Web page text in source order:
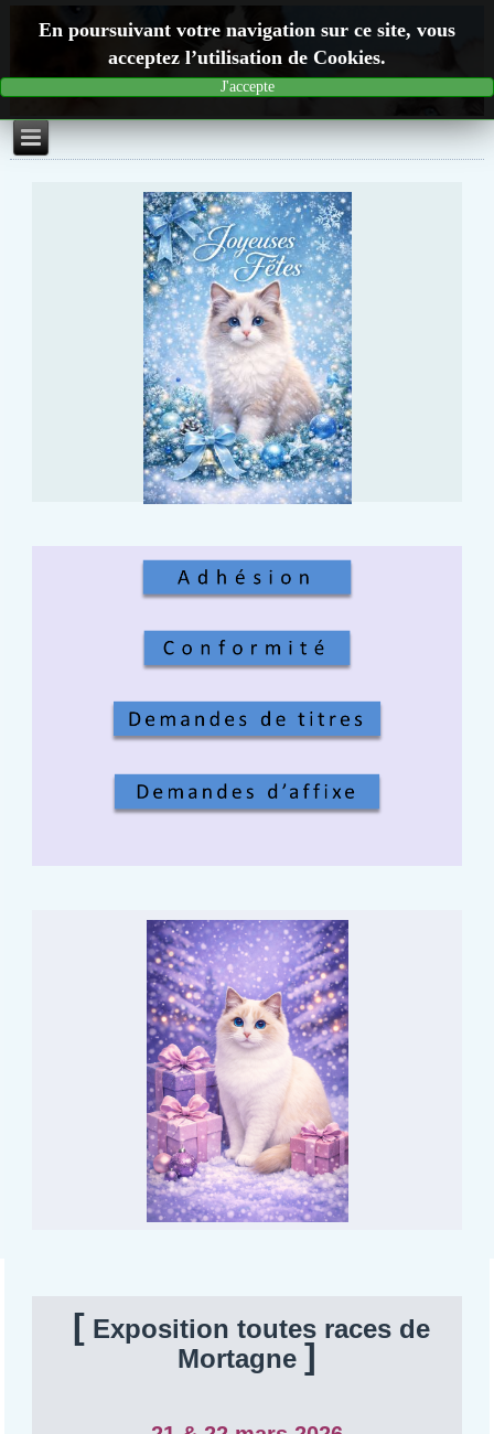
[ Exposition toutes races de
Mortagne ]
En poursuivant votre navigation sur ce site, vous
acceptez l’utilisation de Cookies.
J'accepte